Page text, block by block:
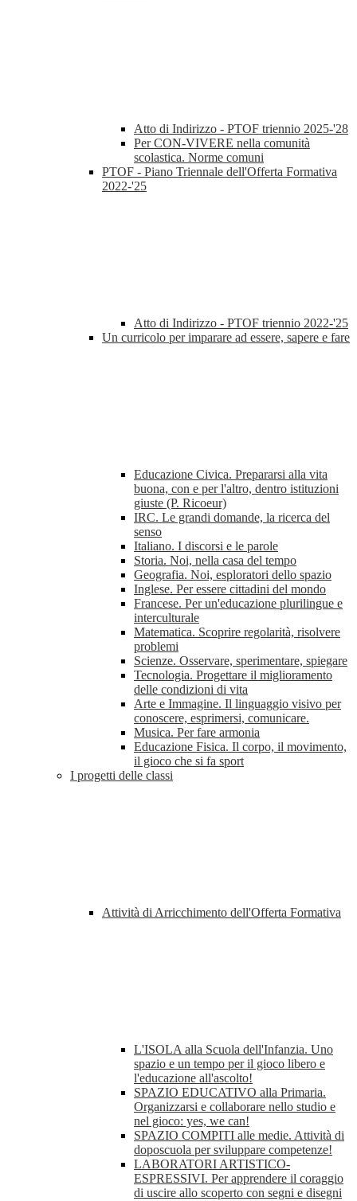
Atto di Indirizzo - PTOF triennio 2025-'28
Per CON-VIVERE nella comunità
scolastica. Norme comuni
PTOF - Piano Triennale dell'Offerta Formativa
2022-'25
Atto di Indirizzo - PTOF triennio 2022-'25
Un curricolo per imparare ad essere, sapere e fare
Educazione Civica. Prepararsi alla vita
buona, con e per l'altro, dentro istituzioni
giuste (P. Ricoeur)
IRC. Le grandi domande, la ricerca del
senso
Italiano. I discorsi e le parole
Storia. Noi, nella casa del tempo
Geografia. Noi, esploratori dello spazio
Inglese. Per essere cittadini del mondo
Francese. Per un'educazione plurilingue e
interculturale
Matematica. Scoprire regolarità, risolvere
problemi
Scienze. Osservare, sperimentare, spiegare
Tecnologia. Progettare il miglioramento
delle condizioni di vita
Arte e Immagine. Il linguaggio visivo per
conoscere, esprimersi, comunicare.
Musica. Per fare armonia
Educazione Fisica. Il corpo, il movimento,
il gioco che si fa sport
I progetti delle classi
Attività di Arricchimento dell'Offerta Formativa
L'ISOLA alla Scuola dell'Infanzia. Uno
spazio e un tempo per il gioco libero e
l'educazione all'ascolto!
SPAZIO EDUCATIVO alla Primaria.
Organizzarsi e collaborare nello studio e
nel gioco: yes, we can!
SPAZIO COMPITI alle medie. Attività di
doposcuola per sviluppare competenze!
LABORATORI ARTISTICO-
ESPRESSIVI. Per apprendere il coraggio
di uscire allo scoperto con segni e disegni